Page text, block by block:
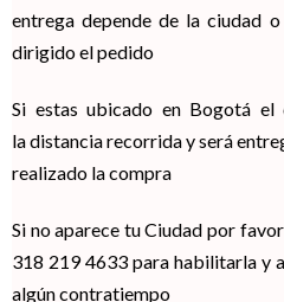
entrega depende de la ciudad
dirigido el pedido
Si estas ubicado en Bogotá el
la distancia recorrida y será
realizado la compra
Si no aparece tu Ciudad por
318 219 4633 para habilitarla y
algún contratiempo